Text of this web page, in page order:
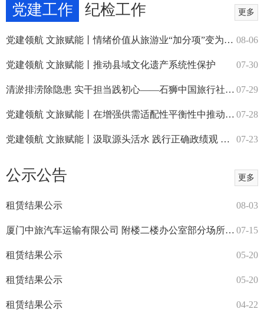
更多
党建工作 纪检工作
08-06
党建领航 文旅赋能丨情绪价值从旅游业“加分项”变为“必答...
07-30
党建领航 文旅赋能丨推动县域文化遗产系统性保护
07-29
清淤排涝除隐患 实干担当践初心——石狮中国旅行社党支部
07-28
党建领航 文旅赋能丨在增强供需适配性平衡性中推动高质量发...
07-23
党建领航 文旅赋能丨汲取源头活水 践行正确政绩观 福建这...
更多
公示公告
08-03
租赁结果公示
07-15
厦门中旅汽车运输有限公司 附楼二楼办公室部分场所招租公告
05-20
租赁结果公示
05-20
租赁结果公示
04-22
租赁结果公示